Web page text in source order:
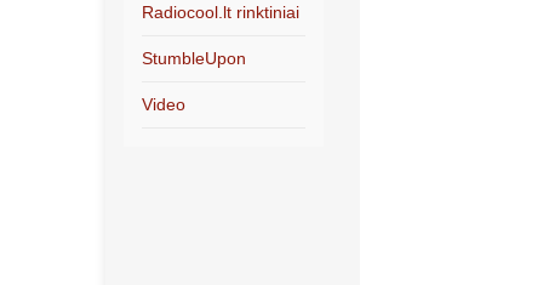
Radiocool.lt rinktiniai
StumbleUpon
Video